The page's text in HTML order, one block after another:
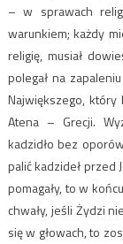
– w sprawach
warunkiem; każdy
religię, musiał
polegał na
Największego,
Atena – Grecji.
kadzidło bez
palić kadzideł przed
pomagały, to w
chwały, jeśli Żydzi
się w głowach, to